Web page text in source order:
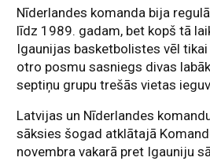
Nīderlandes komanda bija
līdz 1989. gadam, bet kopš tā
Igaunijas basketbolistes vēl
otro posmu sasniegs divas
septiņu grupu trešās vietas
Latvijas un Nīderlandes
sāksies šogad atklātajā
novembra vakarā pret Igauniju